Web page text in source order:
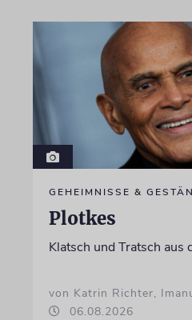
GEHEIMNISSE &
Plotkes
Klatsch und Tratsch aus
von Katrin Richter,
06.08.2026